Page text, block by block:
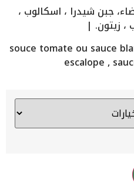
جبن شيدرا ، اسكالوب ،
زيتون. |
. souce tomate ou sauce
escalope ,